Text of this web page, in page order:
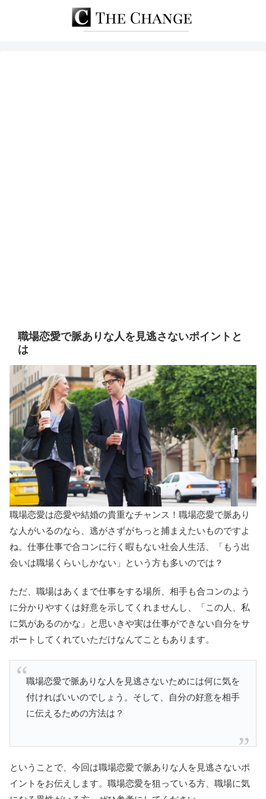
職場恋愛で脈ありな人を見逃さないポイントと
は
職場恋愛は恋愛や結婚の貴重なチャンス！職場恋愛で脈あり
な人がいるのなら、逃がさずがちっと捕まえたいものですよ
ね。仕事仕事で合コンに行く暇もない社会人生活、「もう出
会いは職場くらいしかない」という方も多いのでは？
ただ、職場はあくまで仕事をする場所、相手も合コンのよう
に分かりやすくは好意を示してくれませんし、「この人、私
に気があるのかな」と思いきや実は仕事ができない自分をサ
ポートしてくれていただけなんてこともあります。
職場恋愛で脈ありな人を見逃さないためには何に気を
付ければいいのでしょう。そして、自分の好意を相手
に伝えるための方法は？
ということで、今回は職場恋愛で脈ありな人を見逃さないポ
イントをお伝えします。職場恋愛を狙っている方、職場に気